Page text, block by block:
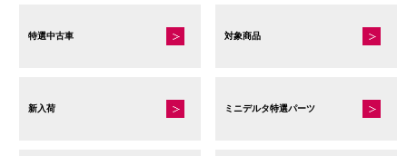
ま
プ
特選中古車 対象商品
新入荷 ミニデルタ特選パーツ